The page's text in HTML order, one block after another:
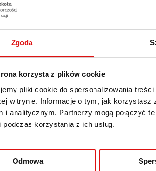
Zgoda
korzysta z plików cookie
pliki cookie do spersonalizowania
witrynie. Informacje o tym, jak korzystasz
i analitycznym. Partnerzy mogą połączyć
podczas korzystania z ich usług.
Odmowa
WSPA